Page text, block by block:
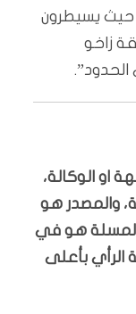
حيث يسيطرون
منطقة زاخو
او الوكالة،
والمصدر هو
هو في
الرأي بأعلى